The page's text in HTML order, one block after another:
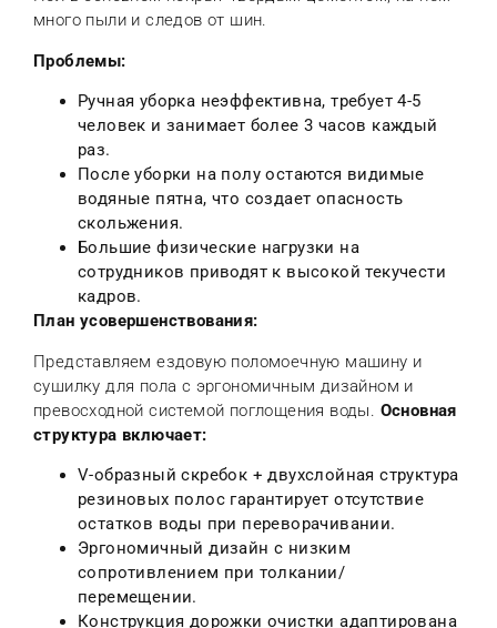
много пыли и следов от шин.
Проблемы:
Ручная уборка неэффективна, требует 4-5
человек и занимает более 3 часов каждый
раз.
После уборки на полу остаются видимые
водяные пятна, что создает опасность
скольжения.
Большие физические нагрузки на
сотрудников приводят к высокой текучести
кадров.
План усовершенствования:
Представляем ездовую поломоечную машину и
сушилку для пола с эргономичным дизайном и
превосходной системой поглощения воды. Основная
структура включает:
V-образный скребок + двухслойная структура
резиновых полос гарантирует отсутствие
остатков воды при переворачивании.
Эргономичный дизайн с низким
сопротивлением при толкании/
перемещении.
Конструкция дорожки очистки адаптирована